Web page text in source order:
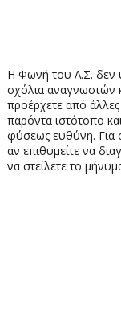
Η Φωνή του Λ.Σ. δεν
σχόλια αναγνωστών
προέρχετε από
παρόντα ιστότοπο
φύσεως ευθύνη. Για
αν επιθυμείτε να
να στείλετε το